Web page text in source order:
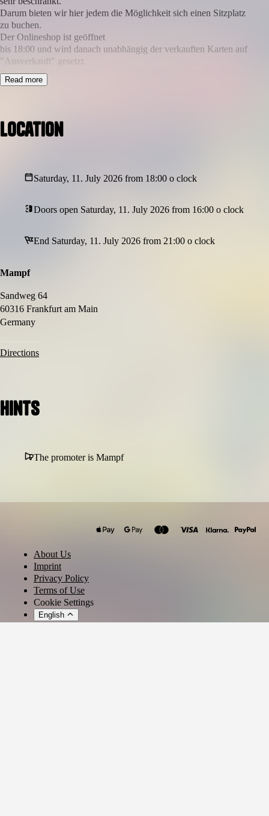
Darum bieten wir hier jedem die Möglichkeit sich einen Sitzplatz
zu buchen.
Der Onlineshop ist geöffnet
bis 18:00 und wird danach unabhängig der verkauften Karten auf
"Ausverkauft" gesetzt.
Rest- und Stehkarten gibt es an der Abendkasse zum günstigeren
Preis.
Leone zusammen in der selben Combo. Doch jetzt probieren sie
etwas neues: Ein Duo. Nur Bass und Klavier und sonst nichts.
Read more
Location
Saturday, 11. July 2026 from 18:00 o clock
Doors open Saturday, 11. July 2026 from 16:00 o clock
End Saturday, 11. July 2026 from 21:00 o clock
Mampf
Sandweg 64
60316 Frankfurt am Main
Germany
Directions
Hints
The promoter is Mampf
About Us
Imprint
Privacy Policy
Terms of Use
Cookie Settings
English